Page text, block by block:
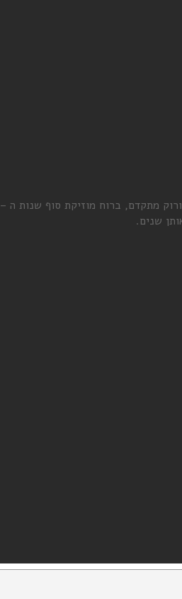
מוזיקת סוף שנות ה – 60 ותחילת ה – 70.
שנים.